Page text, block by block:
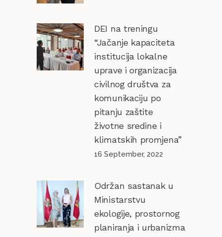
DEI na treningu
“Jačanje kapaciteta
institucija lokalne
uprave i organizacija
civilnog društva za
komunikaciju po
pitanju zaštite
životne sredine i
klimatskih promjena”
16 September, 2022
Održan sastanak u
Ministarstvu
ekologije, prostornog
planiranja i urbanizma